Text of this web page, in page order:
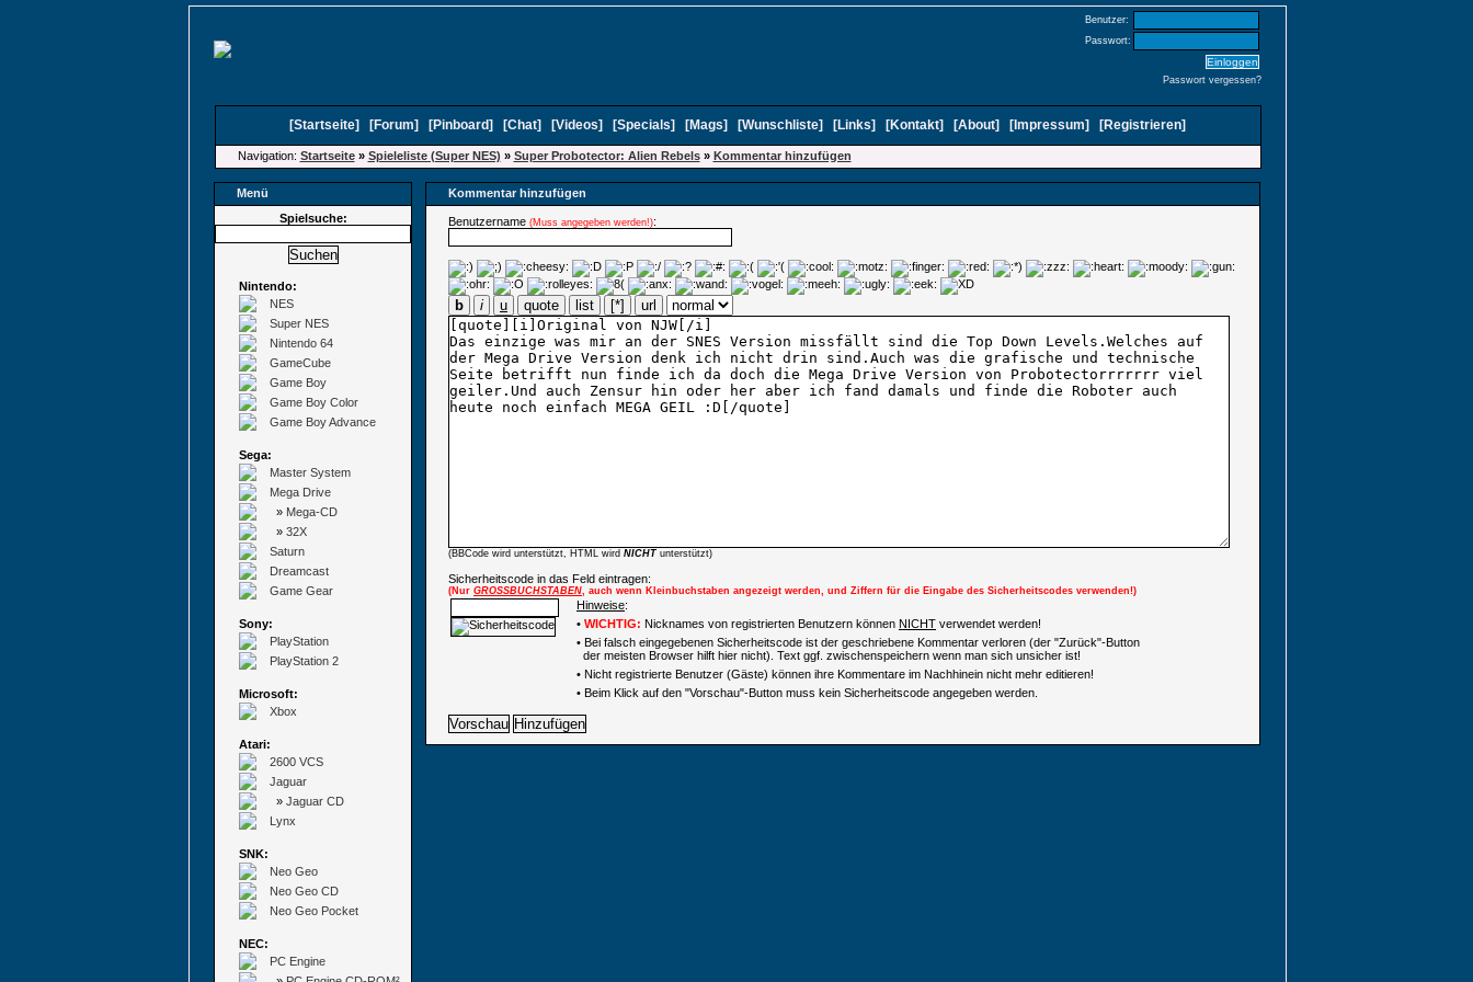
Benutzer:
Passwort:
Passwort vergessen?
[Startseite] [Forum] [Pinboard] [Chat] [Videos] [Specials] [Mags] [Wunschliste] [Links] [Kontakt] [About] [ Impressum] [Registrieren]
Navigation: Startseite» Spieleliste (Super NES) » Super Probotector: Alien Rebels» Kommentar hinzufügen
Menü
Kommentar hinzufügen
Spielsuche:
Nintendo:
NES
Super NES
Nintendo 64
GameCube
Game Boy
Game Boy Color
Game Boy Advance
Sega:
Master System
Mega Drive
» Mega-CD
» 32X
Saturn
Dreamcast
Game Gear
Sony:
PlayStation
PlayStation 2
Microsoft:
Xbox
Atari:
2600 VCS
Jaguar
» Jaguar CD
Lynx
SNK:
Neo Geo
Neo Geo CD
Neo Geo Pocket
NEC:
PC Engine
Benutzername (Muss angegeben werden!):
b i u quote list [*] url
(BBCode wird unterstützt, HTML wird NICHT unterstützt)
Sicherheitscode in das Feld eintragen:
(Nur GROSSBUCHSTABEN, auch wenn Kleinbuchstaben angezeigt werden, und Ziffern für die Eingabe des Sicherheitscodes verwenden!)
Hinweise:
• WICHTIG: Nicknames von registrierten Benutzern können NICHT verwendet werden!
• Bei falsch eingegebenen Sicherheitscode ist der geschriebene Kommentar verloren (der "Zurück"-Button
der meisten Browser hilft hier nicht). Text ggf. zwischenspeichern wenn man sich unsicher ist!
• Nicht registrierte Benutzer (Gäste) können ihre Kommentare im Nachhinein nicht mehr editieren!
• Beim Klick auf den "Vorschau"-Button muss kein Sicherheitscode angegeben werden.